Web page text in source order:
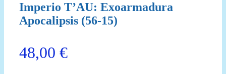
Imperio T’AU: Exoarmadura
Apocalipsis (56-15)
48,00 €